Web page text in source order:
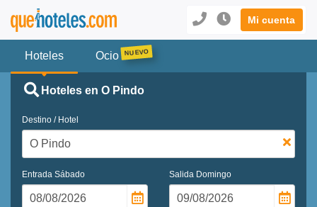
Mi cuenta
Hoteles Ocio
Hoteles en O Pindo
Destino / Hotel
Entrada Sábado Salida Domingo